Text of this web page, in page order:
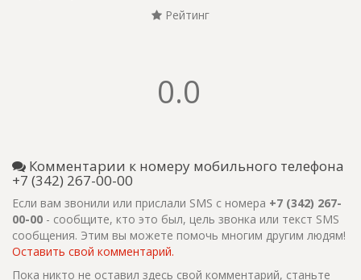
Рейтинг
0.0
Комментарии к номеру мобильного телефона
+7 (342) 267-00-00
Если вам звонили или прислали SMS с номера +7 (342) 267-
00-00 - сообщите, кто это был, цель звонка или текст SMS
сообщения. Этим вы можете помочь многим другим людям!
Оставить свой комментарий.
Пока никто не оставил здесь свой комментарий, станьте